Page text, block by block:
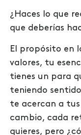
¿Haces lo que
que deberías
El propósito en
valores, tu
tienes un para
teniendo
te acercan a tus
cambio, cada
quieres, pero